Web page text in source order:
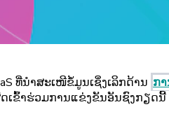
ທີ່ນຳສະເໜີຂໍ້ມູນເຊິ່ງເລິກດ້ານ ກ
ເຂົ້າຮ່ວມການແຂ່ງຂັນອັນຊົງກຽດ